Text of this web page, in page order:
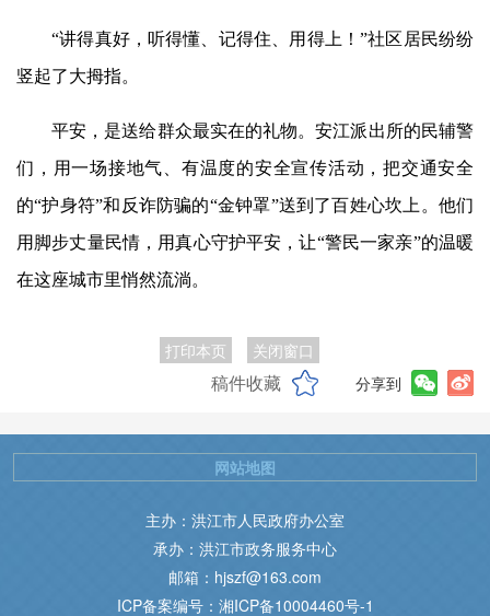
“讲得真好，听得懂、记得住、用得上！”社区居民纷纷
竖起了大拇指。
平安，是送给群众最实在的礼物。安江派出所的民辅警
们，用一场接地气、有温度的安全宣传活动，把交通安全
的“护身符”和反诈防骗的“金钟罩”送到了百姓心坎上。他们
用脚步丈量民情，用真心守护平安，让“警民一家亲”的温暖
在这座城市里悄然流淌。
打印本页 关闭窗口
稿件收藏 分享到
主办：洪江市人民政府办公室
承办：洪江市政务服务中心
邮箱：hjszf@163.com
ICP备案编号：湘ICP备10004460号-1
网站地图